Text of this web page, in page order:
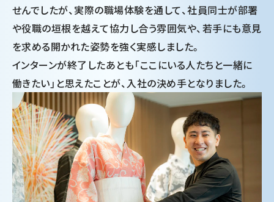
せんでしたが、実際の職場体験を通して、社員同士が部署
や役職の垣根を越えて協力し合う雰囲気や、若手にも意見
を求める開かれた姿勢を強く実感しました。
インターンが終了したあとも「ここにいる人たちと一緒に
働きたい」と思えたことが、入社の決め手となりました。